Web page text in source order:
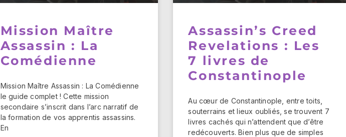
Mission Maître
Assassin : La
Comédienne
Mission Maître Assassin : La Comédienne
le guide complet ! Cette mission
secondaire s’inscrit dans l’arc narratif de
la formation de vos apprentis assassins.
En
Assassin’s Creed
Revelations : Les
7 livres de
Constantinople
Au cœur de Constantinople, entre toits,
souterrains et lieux oubliés, se trouvent 7
livres cachés qui n’attendent que d’être
redécouverts. Bien plus que de simples